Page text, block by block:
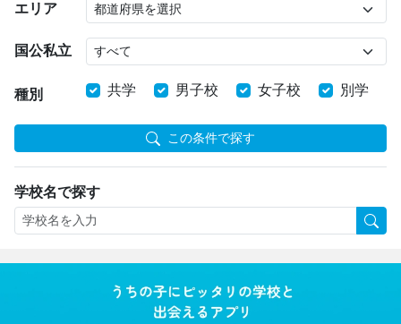
エリア
国公私立
種別 共学 男子校 女子校 別学
この条件で探す
学校名で探す